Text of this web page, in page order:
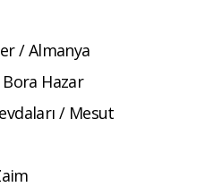
/ Almanya
Hazar
/ Mesut